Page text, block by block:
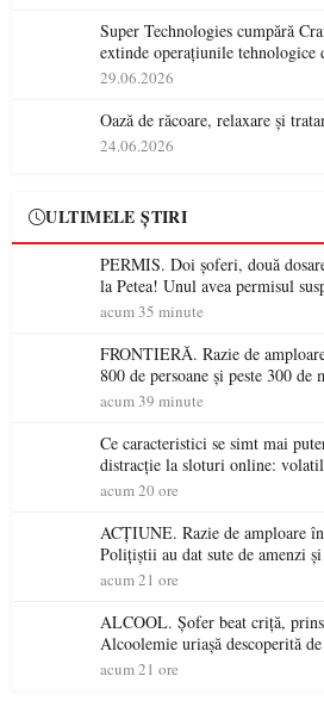
Super Technologies cumpără
extinde operațiunile tehnologice
29.06.2026
Oază de răcoare, relaxare și
24.06.2026
ULTIMELE ȘTIRI
PERMIS. Doi șoferi, două
la Petea! Unul avea permisul
niciodată permis
acum 35 minute
FRONTIERĂ. Razie de
800 de persoane și peste 300 de
acum 39 minute
Ce caracteristici se simt mai
distracție la sloturi online:
acum 20 ore
ACȚIUNE. Razie de amploare
Polițiștii au dat sute de amenzi
permis într-o singură zi
acum 21 ore
ALCOOL. Șofer beat criță,
Alcoolemie uriașă descoperită
acum 21 ore